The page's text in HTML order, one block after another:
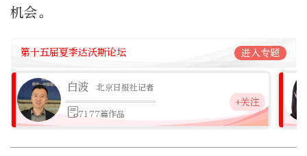
机会。
第十五届夏季达沃斯论坛 进入专题
白波 北京日报社记者
7177篇作品
+关注